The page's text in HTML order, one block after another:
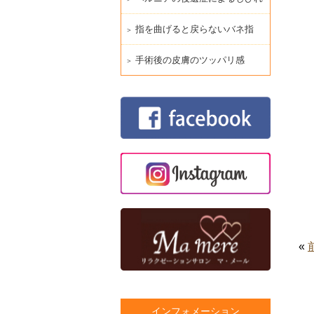
«
指を曲げると戻らないバネ指
手術後の皮膚のツッパリ感
インフォメーション